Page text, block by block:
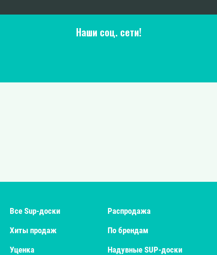
Наши соц. сети!
Все Sup-доски
Распродажа
Хиты продаж
По брендам
Уценка
Надувные SUP-доски